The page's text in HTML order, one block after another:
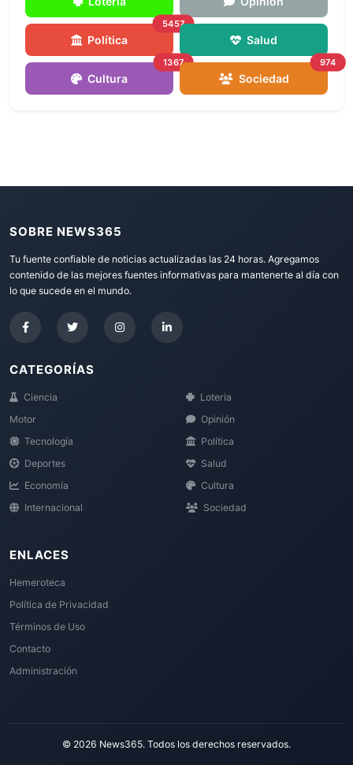
Política
5457
Salud
Cultura
1367
Sociedad
974
SOBRE NEWS365
Tu fuente confiable de noticias actualizadas las 24 horas. Agregamos
contenido de las mejores fuentes informativas para mantenerte al día con
lo que sucede en el mundo.
CATEGORÍAS
Ciencia
Motor
Tecnología
Deportes
Economía
Internacional
Loteria
Opinión
Política
Salud
Cultura
Sociedad
ENLACES
Hemeroteca
Política de Privacidad
Términos de Uso
Contacto
Administración
© 2026 News365. Todos los derechos reservados.